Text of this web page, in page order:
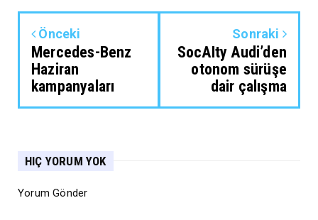
Önceki
Mercedes-Benz
Haziran
kampanyaları
Sonraki
SocAIty Audi’den
otonom sürüşe
dair çalışma
HIÇ YORUM YOK
Yorum Gönder